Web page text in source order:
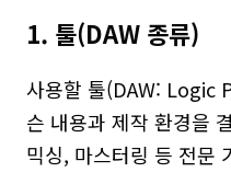
1. 툴(DAW 종류)
사용할 툴(DAW: Logic
슨 내용과 제작 환경을
믹싱, 마스터링 등 전문